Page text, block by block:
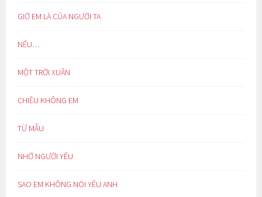
GIỜ EM LÀ CỦA NGƯỜI TA
NẾU…
MỘT TRỜI XUÂN
CHIỀU KHÔNG EM
TỪ MẪU
NHỚ NGƯỜI YÊU
SAO EM KHÔNG NÓI YÊU ANH